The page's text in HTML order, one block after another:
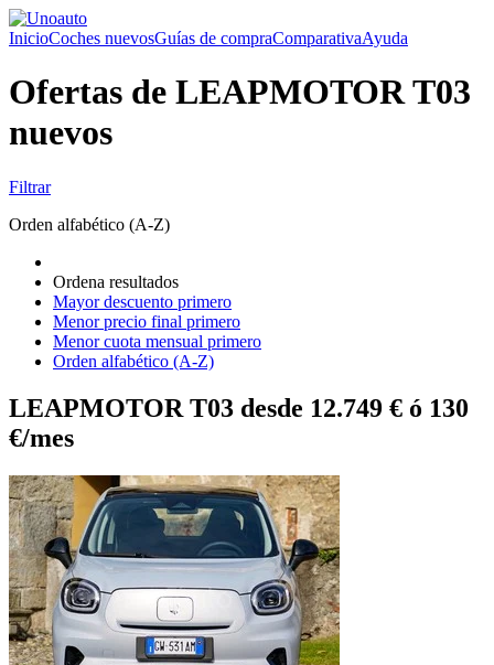
InicioCoches nuevosGuías de compraComparativaAyuda
Ofertas de LEAPMOTOR T03
nuevos
Filtrar
Orden alfabético (A-Z)
Ordena resultados
Mayor descuento primero
Menor precio final primero
Menor cuota mensual primero
Orden alfabético (A-Z)
LEAPMOTOR T03 desde 12.749 € ó 130
€/mes